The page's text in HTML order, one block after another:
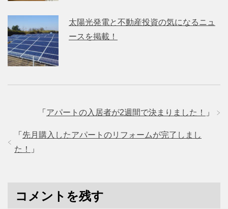
太陽光発電と不動産投資の気になるニュ
ースを掲載！
「 アパートの入居者が2週間で決まりました！ 」
「 先月購入したアパートのリフォームが完了しまし
た！
」
コメントを残す